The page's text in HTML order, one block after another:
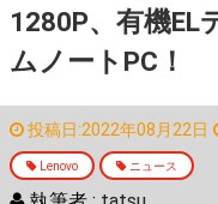
1280P、有機
ムノートPC！
投稿日:2022年08月22日
Lenovo ニュース